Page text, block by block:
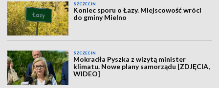
SZCZECIN
Koniec sporu o Łazy. Miejscowość wróci
do gminy Mielno
SZCZECIN
Mokradła Pyszka z wizytą minister
klimatu. Nowe plany samorządu [ZDJĘCIA,
WIDEO]